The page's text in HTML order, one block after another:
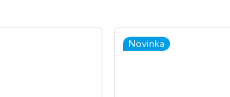
Novinka